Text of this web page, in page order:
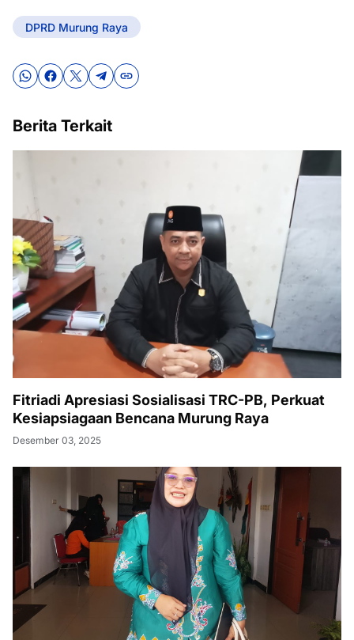
DPRD Murung Raya
Berita Terkait
Fitriadi Apresiasi Sosialisasi TRC-PB, Perkuat
Kesiapsiagaan Bencana Murung Raya
Desember 03, 2025